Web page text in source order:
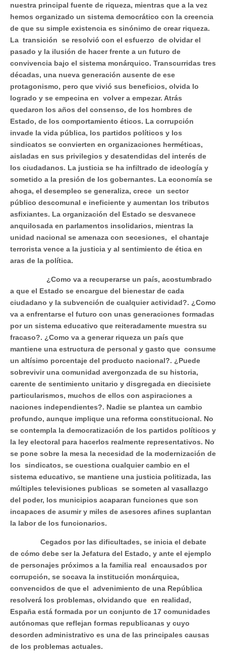
nuestra principal fuente de riqueza, mientras que a la vez
hemos organizado un sistema democrático con la creencia
de que su simple existencia es sinónimo de crear riqueza.
La transición se resolvió con el esfuerzo de olvidar el
pasado y la ilusión de hacer frente a un futuro de
convivencia bajo el sistema monárquico. Transcurridas tres
décadas, una nueva generación ausente de ese
protagonismo, pero que vivió sus beneficios, olvida lo
logrado y se empecina en volver a empezar. Atrás
quedaron los años del consenso, de los hombres de
Estado, de los comportamiento éticos. La corrupción
invade la vida pública, los partidos políticos y los
sindicatos se convierten en organizaciones herméticas,
aisladas en sus privilegios y desatendidas del interés de
los ciudadanos. La justicia se ha infiltrado de ideología y
sometido a la presión de los gobernantes. La economía se
ahoga, el desempleo se generaliza, crece un sector
público descomunal e ineficiente y aumentan los tributos
asfixiantes. La organización del Estado se desvanece
anquilosada en parlamentos insolidarios, mientras la
unidad nacional se amenaza con secesiones, el chantaje
terrorista vence a la justicia y al sentimiento de ética en
aras de la política.
¿Como va a recuperarse un país, acostumbrado
a que el Estado se encargue del bienestar de cada
ciudadano y la subvención de cualquier actividad?. ¿Como
va a enfrentarse el futuro con unas generaciones formadas
por un sistema educativo que reiteradamente muestra su
fracaso?. ¿Como va a generar riqueza un país que
mantiene una estructura de personal y gasto que consume
un altísimo porcentaje del producto nacional?. ¿Puede
sobrevivir una comunidad avergonzada de su historia,
carente de sentimiento unitario y disgregada en diecisiete
particularismos, muchos de ellos con aspiraciones a
naciones independientes?. Nadie se plantea un cambio
profundo, aunque implique una reforma constitucional. No
se contempla la democratización de los partidos políticos y
la ley electoral para hacerlos realmente representativos. No
se pone sobre la mesa la necesidad de la modernización de
los sindicatos, se cuestiona cualquier cambio en el
sistema educativo, se mantiene una justicia politizada, las
múltiples televisiones publicas se someten al vasallazgo
del poder, los municipios acaparan funciones que son
incapaces de asumir y miles de asesores afines suplantan
la labor de los funcionarios.
Cegados por las dificultades, se inicia el debate
de cómo debe ser la Jefatura del Estado, y ante el ejemplo
de personajes próximos a la familia real encausados por
corrupción, se socava la institución monárquica,
convencidos de que el advenimiento de una República
resolverá los problemas, olvidando que en realidad,
España está formada por un conjunto de 17 comunidades
autónomas que reflejan formas republicanas y cuyo
desorden administrativo es una de las principales causas
de los problemas actuales.